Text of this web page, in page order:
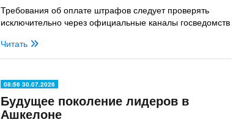
Требования об оплате штрафов следует проверять
исключительно через официальные каналы госведомств
Читать
08:56 30.07.2026
Будущее поколение лидеров в
Ашкелоне